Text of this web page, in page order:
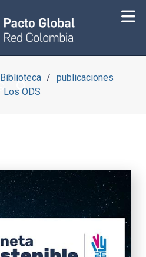
Biblioteca
publicaciones
Los ODS